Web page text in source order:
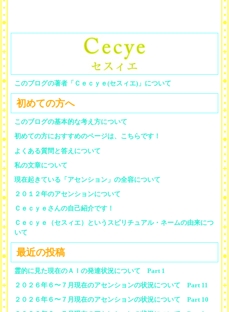
このブログの著者「Ｃｅｃｙｅ(セスィエ)」について
初めての方へ
このブログの基本的な考え方について
初めての方におすすめのページは、こちらです！
よくある質問と答えについて
私の文章について
現在起きている「アセンション」の全容について
２０１２年のアセンションについて
Ｃｅｃｙｅさんの自己紹介です！
Ｃｅｃｙｅ（セスィエ）というスピリチュアル・ネームの由来につ
いて
最近の投稿
霊的に見た現在のＡＩの発達状況について Part 1
２０２６年６〜７月現在のアセンションの状況について Part 11
２０２６年６〜７月現在のアセンションの状況について Part 10